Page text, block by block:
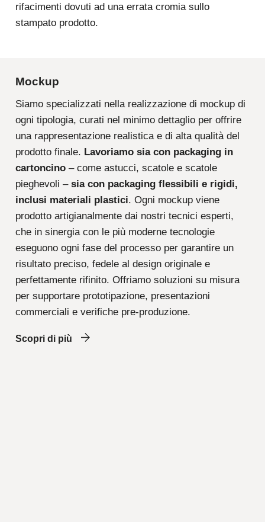
rifacimenti dovuti ad una errata cromia sullo
stampato prodotto.
Mockup
Siamo specializzati nella realizzazione di mockup di
ogni tipologia, curati nel minimo dettaglio per offrire
una rappresentazione realistica e di alta qualità del
prodotto finale. Lavoriamo sia con packaging in
cartoncino– come astucci, scatole e scatole
pieghevoli – sia con packaging flessibili e rigidi,
inclusi materiali plastici. Ogni mockup viene
prodotto artigianalmente dai nostri tecnici esperti,
che in sinergia con le più moderne tecnologie
eseguono ogni fase del processo per garantire un
risultato preciso, fedele al design originale e
perfettamente rifinito. Offriamo soluzioni su misura
per supportare prototipazione, presentazioni
commerciali e verifiche pre-produzione.
Scopri di più